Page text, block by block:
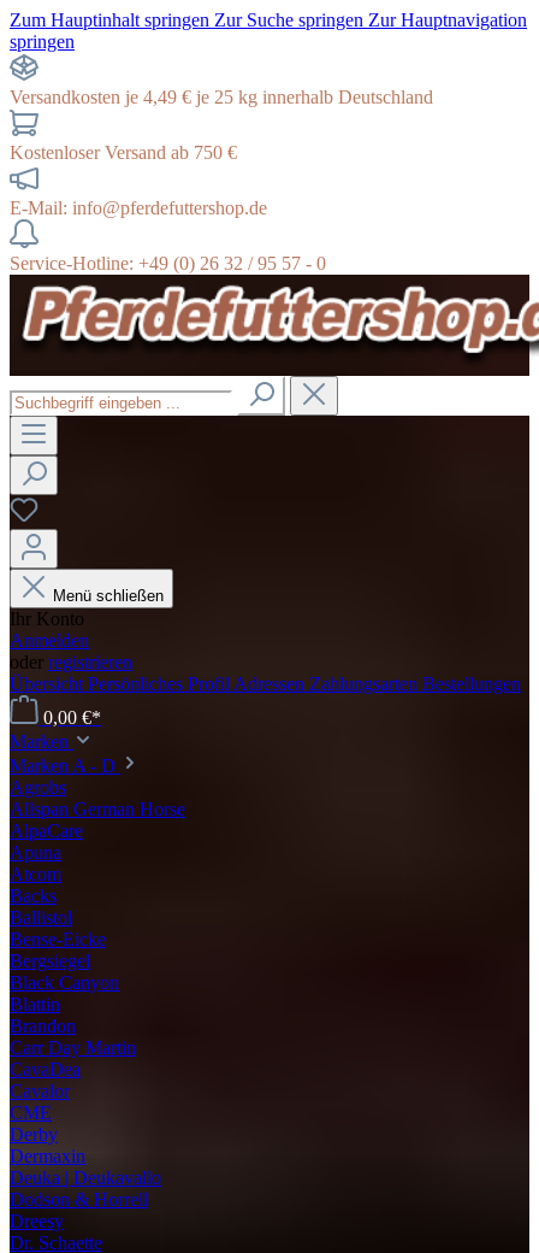
Zum Hauptinhalt springen Zur Suche springen Zur Hauptnavigation
springen
Versandkosten je 4,49 € je 25 kg innerhalb Deutschland
Kostenloser Versand ab 750 €
E-Mail: info@pferdefuttershop.de
Service-Hotline: +49 (0) 26 32 / 95 57 - 0
Menü schließen
Ihr Konto
Anmelden
oder registrieren
Übersicht Persönliches Profil Adressen Zahlungsarten Bestellungen
0,00 €*
Marken
Marken A - D
Agrobs
Allspan German Horse
AlpaCare
Apuna
Atcom
Backs
Ballistol
Bense-Eicke
Bergsiegel
Black Canyon
Blattin
Brandon
Carr Day Martin
CavaDea
Cavalor
CME
Derby
Dermaxin
Deuka | Deukavallo
Dodson & Horrell
Dreesy
Dr. Schaette